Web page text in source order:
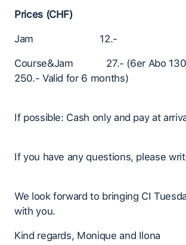
Prices (CHF)
Jam 12.-
Course&Jam 27.- (6er Abo
250.- Valid for 6 months)
If possible: Cash only and pay at
If you have any questions, please
We look forward to bringing CI
with you.
Kind regards, Monique and Ilona